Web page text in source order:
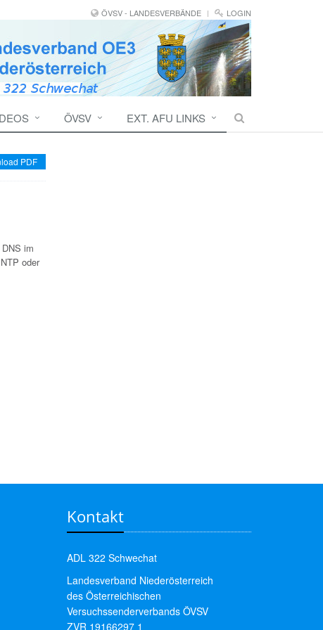
ÖVSV - LANDESVERBÄNDE LOGIN
ÖVSV EXT. AFU LINKS
PDF
im
oder
Kontakt
ADL 322 Schwechat
Landesverband Niederösterreich
des Österreichischen
Versuchssenderverbands ÖVSV
ZVR 19166297 1